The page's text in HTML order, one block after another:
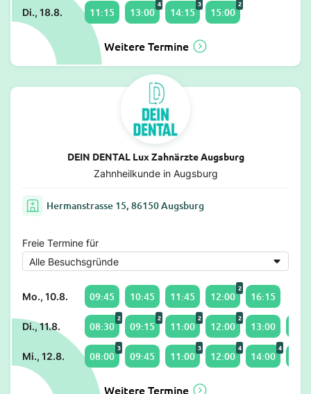
Di., 18.8. 11:15 13:00
4
14:15
3
15:00
2
Weitere Termine
DEIN DENTAL Lux Zahnärzte Augsburg
Zahnheilkunde in Augsburg
Hermanstrasse 15, 86150 Augsburg
Freie Termine für
Mo., 10.8. 09:45 10:45 11:45 12:00
2
16:15
Di., 11.8. 08:30
2
09:15
2
11:00
2
12:00
2
13:00
Mi., 12.8. 08:00
3
09:45 11:00
3
12:00
4
14:00
4
Weitere Termine